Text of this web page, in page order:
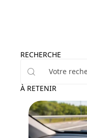
RECHERCHE
À RETENIR